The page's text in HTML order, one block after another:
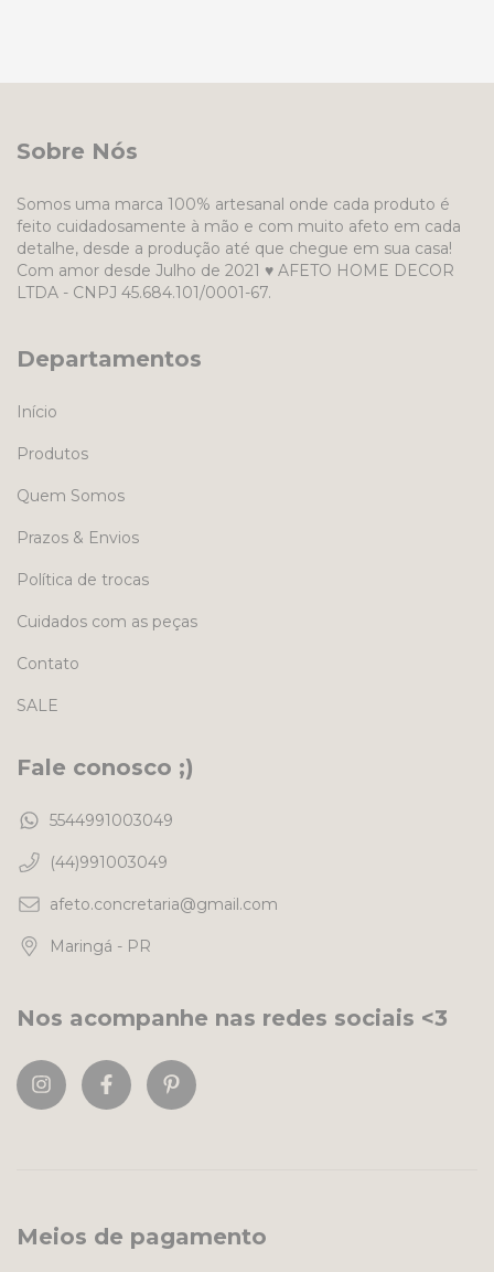
Sobre Nós
Somos uma marca 100% artesanal onde cada produto é
feito cuidadosamente à mão e com muito afeto em cada
detalhe, desde a produção até que chegue em sua casa!
Com amor desde Julho de 2021 ♥ AFETO HOME DECOR
LTDA - CNPJ 45.684.101/0001-67.
Departamentos
Início
Produtos
Quem Somos
Prazos & Envios
Política de trocas
Cuidados com as peças
Contato
SALE
Fale conosco ;)
5544991003049
(44)991003049
afeto.concretaria@gmail.com
Maringá - PR
Nos acompanhe nas redes sociais <3
Meios de pagamento